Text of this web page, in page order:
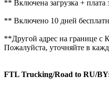
** Включена загрузка + плата
** Включено 10 дней
**Другой адрес на границе с
Пожалуйста, уточняйте в
FTL Trucking/Road to RU/